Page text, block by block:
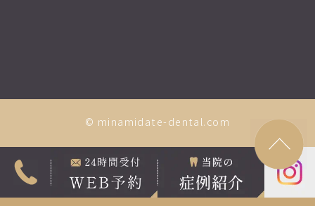
© minamidate-dental.com